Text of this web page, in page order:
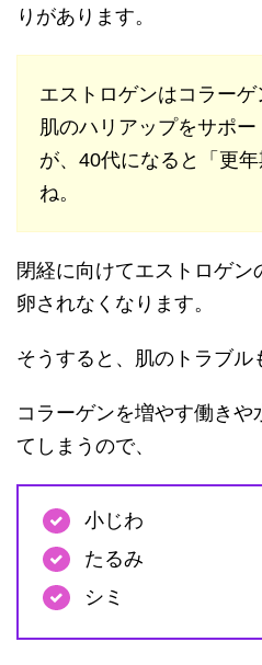
りがあります。
エストロゲンはコラーゲ
肌のハリアップをサポ
が、40代になると「更
ね。
閉経に向けてエストロゲ
卵されなくなります。
そうすると、肌のトラブル
コラーゲンを増やす働きや
てしまうので、
小じわ
たるみ
シミ